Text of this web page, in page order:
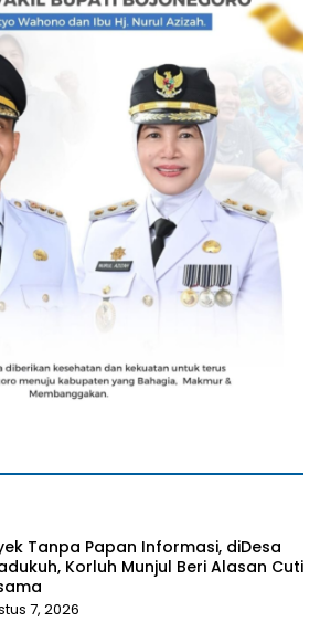
Tanpa Papan Informasi, diDesa
Korluh Munjul Beri Alasan Cuti
7, 2026